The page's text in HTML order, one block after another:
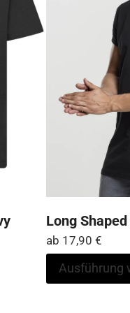
Produktseite
gewählt
Long
ab 17,90€
Ausführung